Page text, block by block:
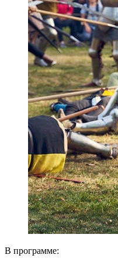
В программе: